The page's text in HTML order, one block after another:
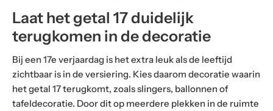
Laat het getal 17 duidelijk
terugkomen in de decoratie
Bij een 17e verjaardag is het extra leuk als de leeftijd
zichtbaar is in de versiering. Kies daarom decoratie waarin
het getal 17 terugkomt, zoals slingers, ballonnen of
tafeldecoratie. Door dit op meerdere plekken in de ruimte